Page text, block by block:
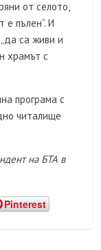
от селото,
е пълен“. И
са живи и
храмът с
програма с
читалище
на БТА в
Pinterest